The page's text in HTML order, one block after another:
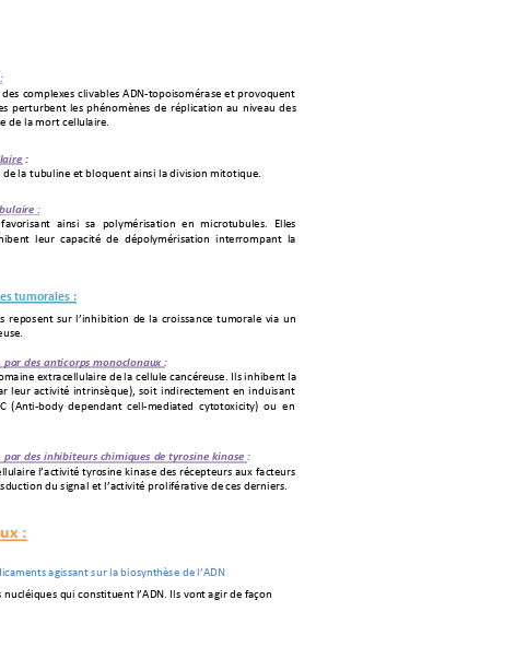
,'-+ .3(4&'H'-+ .&09/@&'-+ A!PK*3430-3("#/-'+ '*+ 4#39312')*+
4'#*2#@')*+ &'-+ 46")3($)'-+ ,'+ #"4&0./*03)+ /2+ )09'/2+ ,'-+
+(3#*+.'&&2&/0#'7+
:"
+&/+*2@2&0)'+'*+@&312')*+/0)-0+&/+,090-03)+(0*3*012'7
"%'.- *+*
5/93#0-/)*+ /0)-0+ -/+ 43&?("#0-/*03)+ ')+ (0.#3*2@2&'-7+ ]&&'-+
0@')*+&'2#+./4/.0*" +,' +,"43&?("#0-/*03) +0)*'##3(4/)*+&/
#'43-')*+ -2#+ &<0)60@0*03)+ ,'+ &/+ .#30--/).'+ *2(3#/&'+ 90/+ 2)+
'7+
6*%)&'/(.96*7()(/"()%34 *+*
0)'+ 'H*#/.'&& 2&/0#'+ ,'+&/+.'&&2&'+./)."#'2-'7+`&-+0)60@')*+ &/+
&'2#+ /.*090*"+ 0)*#0)-$12'OM+ -30*+ 0),0#'.*'(')*+ ')+ 0),20-/)*+
NA)*0K@3,?+ ,'4'),/)*+ .'&&K(',0/*',+ .?*3*3H0.0*?O+ 32+ ')+
6*')8'5'&-3.6*/8'7':3-6 *2-*&$.(6')-*#')%6- *+*
2&/0#'+&</.*090*"+*?#3-0)'+J0)/-'+ ,'-+ #".'4*'2#-+/2H+ 5/.*'2#-+
)-,2.*03)+,2+-0%)/&+ '*+&</.*090*"+4#3&05"#/*09'+,'+.'-+,'#)0'#-7+
%:%
/(')*-+/%0--/)*+-2#+&/+@03-?)*6$-'+,'+&<A!P+
.&"012'-+120+.3)-*0*2')*+&<A!P7+`&- +93)*+/%0#+,'+5/d3)+